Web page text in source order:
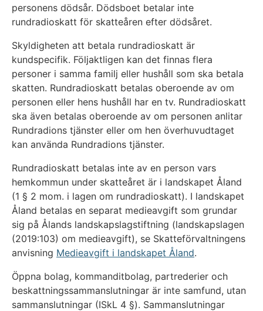
personens dödsår. Dödsboet betalar inte
rundradioskatt för skatteåren efter dödsåret.
Skyldigheten att betala rundradioskatt är
kundspecifik. Följaktligen kan det finnas flera
personer i samma familj eller hushåll som ska betala
skatten. Rundradioskatt betalas oberoende av om
personen eller hens hushåll har en tv. Rundradioskatt
ska även betalas oberoende av om personen anlitar
Rundradions tjänster eller om hen överhuvudtaget
kan använda Rundradions tjänster.
Rundradioskatt betalas inte av en person vars
hemkommun under skatteåret är i landskapet Åland
(1 § 2 mom. i lagen om rundradioskatt). I landskapet
Åland betalas en separat medieavgift som grundar
sig på Ålands landskapslagstiftning (landskapslagen
(2019:103) om medieavgift), se Skatteförvaltningens
anvisning Medieavgift i landskapet Åland.
Öppna bolag, kommanditbolag, partrederier och
beskattningssammanslutningar är inte samfund, utan
sammanslutningar (ISkL 4 §). Sammanslutningar